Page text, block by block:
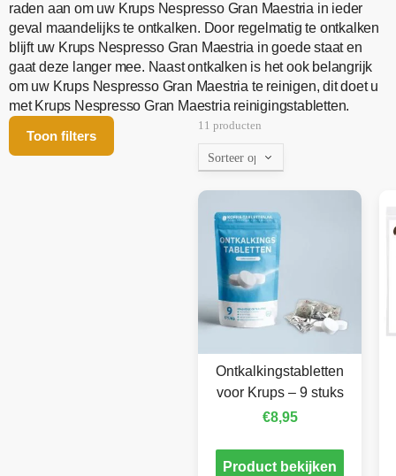
raden aan om uw Krups Nespresso Gran Maestria in ieder
geval maandelijks te ontkalken. Door regelmatig te ontkalken
blijft uw Krups Nespresso Gran Maestria in goede staat en
gaat deze langer mee. Naast ontkalken is het ook belangrijk
om uw Krups Nespresso Gran Maestria te reinigen, dit doet u
met Krups Nespresso Gran Maestria reinigingstabletten.
Toon filters
11 producten
Ontkalkingstabletten
voor Krups – 9 stuks
€8,95
Product bekijken